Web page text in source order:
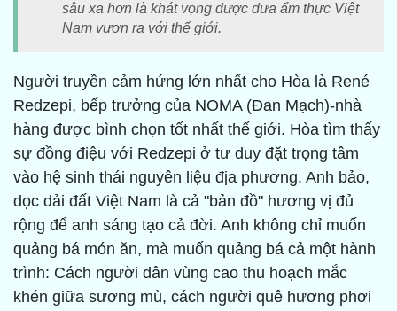
sâu xa hơn là khát vọng được đưa ẩm thực Việt
Nam vươn ra với thế giới.
Người truyền cảm hứng lớn nhất cho Hòa là René
Redzepi, bếp trưởng của NOMA (Đan Mạch)-nhà
hàng được bình chọn tốt nhất thế giới. Hòa tìm thấy
sự đồng điệu với Redzepi ở tư duy đặt trọng tâm
vào hệ sinh thái nguyên liệu địa phương. Anh bảo,
dọc dải đất Việt Nam là cả "bản đồ" hương vị đủ
rộng để anh sáng tạo cả đời. Anh không chỉ muốn
quảng bá món ăn, mà muốn quảng bá cả một hành
trình: Cách người dân vùng cao thu hoạch mắc
khén giữa sương mù, cách người quê hương phơi